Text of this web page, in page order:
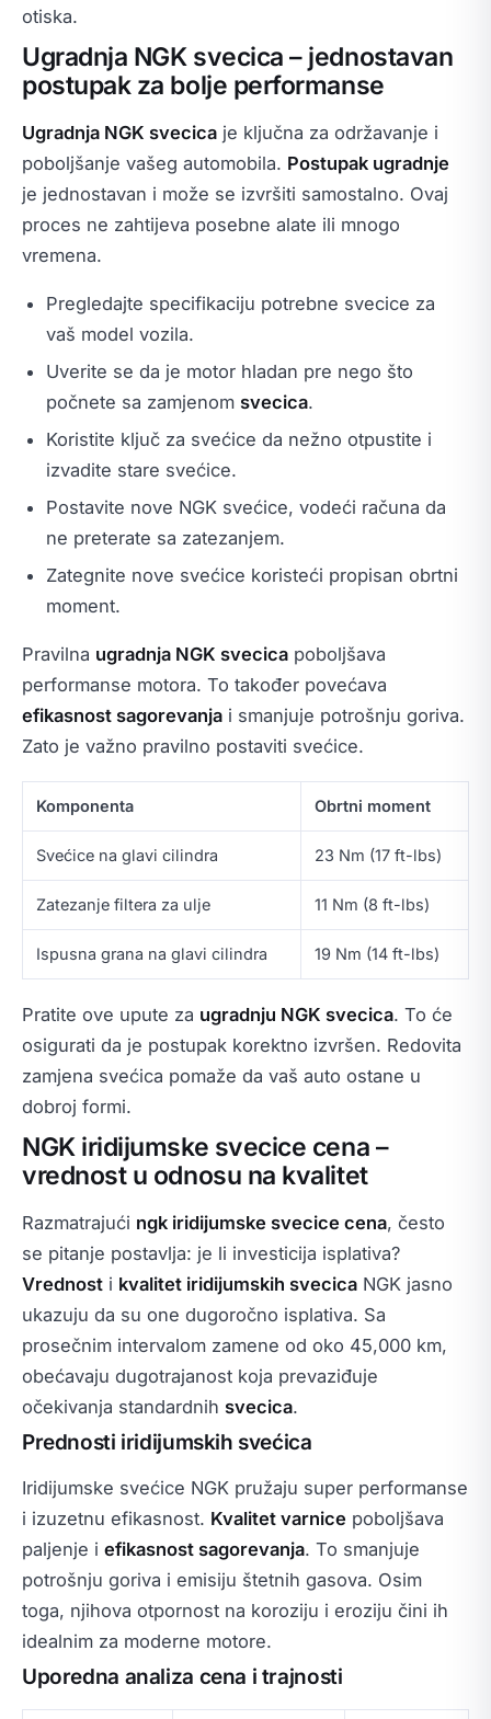
otiska.
Ugradnja NGK svecica – jednostavan
postupak za bolje performanse
Ugradnja NGK svecica je ključna za održavanje i
poboljšanje vašeg automobila. Postupak ugradnje
je jednostavan i može se izvršiti samostalno. Ovaj
proces ne zahtijeva posebne alate ili mnogo
vremena.
Pregledajte specifikaciju potrebne svecice za
vaš model vozila.
Uverite se da je motor hladan pre nego što
počnete sa zamjenom svecica.
Koristite ključ za svećice da nežno otpustite i
izvadite stare svećice.
Postavite nove NGK svećice, vodeći računa da
ne preterate sa zatezanjem.
Zategnite nove svećice koristeći propisan obrtni
moment.
Pravilna ugradnja NGK svecica poboljšava
performanse motora. To također povećava
efikasnost sagorevanja i smanjuje potrošnju goriva.
Zato je važno pravilno postaviti svećice.
Komponenta Obrtni moment
Svećice na glavi cilindra 23 Nm (17 ft-lbs)
Zatezanje filtera za ulje 11 Nm (8 ft-lbs)
Ispusna grana na glavi cilindra 19 Nm (14 ft-lbs)
Pratite ove upute za ugradnju NGK svecica. To će
osigurati da je postupak korektno izvršen. Redovita
zamjena svećica pomaže da vaš auto ostane u
dobroj formi.
NGK iridijumske svecice cena –
vrednost u odnosu na kvalitet
Razmatrajući ngk iridijumske svecice cena, često
se pitanje postavlja: je li investicija isplativa?
Vrednost i kvalitet iridijumskih svecica NGK jasno
ukazuju da su one dugoročno isplativa. Sa
prosečnim intervalom zamene od oko 45,000 km,
obećavaju dugotrajanost koja prevaziđuje
očekivanja standardnih svecica.
Prednosti iridijumskih svećica
Iridijumske svećice NGK pružaju super performanse
i izuzetnu efikasnost. Kvalitet varnice poboljšava
paljenje i efikasnost sagorevanja. To smanjuje
potrošnju goriva i emisiju štetnih gasova. Osim
toga, njihova otpornost na koroziju i eroziju čini ih
idealnim za moderne motore.
Uporedna analiza cena i trajnosti